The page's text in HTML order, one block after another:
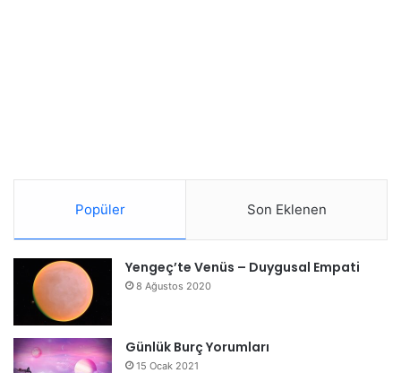
Popüler Son Eklenen
Yengeç’te Venüs – Duygusal Empati
8 Ağustos 2020
Günlük Burç Yorumları
15 Ocak 2021